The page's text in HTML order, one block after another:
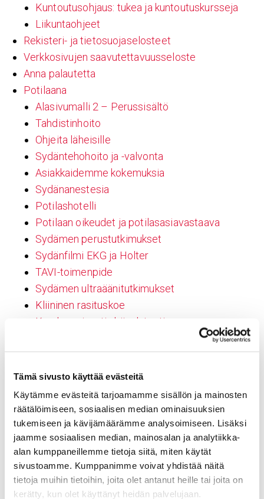
Tämä sivusto käyttää evästeitä
Käytämme evästeitä tarjoamamme sisällön ja mainosten
räätälöimiseen, sosiaalisen median ominaisuuksien
tukemiseen ja kävijämäärämme analysoimiseen. Lisäksi
jaamme sosiaalisen median, mainosalan ja analytiikka-
alan kumppaneillemme tietoja siitä, miten käytät
sivustoamme. Kumppanimme voivat yhdistää näitä
tietoja muihin tietoihin, joita olet antanut heille tai joita on
kerätty, kun olet käyttänyt heidän palvelujaan.
Kuntoutusohjaus: tukea ja kuntoutuskursseja
Liikuntaohjeet
Rekisteri- ja tietosuojaselosteet
Verkkosivujen saavutettavuusseloste
Anna palautetta
Potilaana
Alasivumalli 2 – Perussisältö
Tahdistinhoito
Ohjeita läheisille
Sydäntehohoito ja -valvonta
Asiakkaidemme kokemuksia
Sydänanestesia
Potilashotelli
Potilaan oikeudet ja potilasasiavastaava
Sydämen perustutkimukset
Sydänfilmi EKG ja Holter
TAVI-toimenpide
Sydämen ultraäänitutkimukset
Kliininen rasituskoe
Kuuden minuutin kävelytesti
Sepelvaltimoiden varjoainekuvaus ja
pallolaajennus
Sydämentahdistimen asennus
Rytmihäiriöiden tutkimus ja hoito
Läppävikojen leikkaushoidot
Rintaelinten leikkaushoidot
Sydänvalvonta
Fysioterapia Sydänsairaalassa